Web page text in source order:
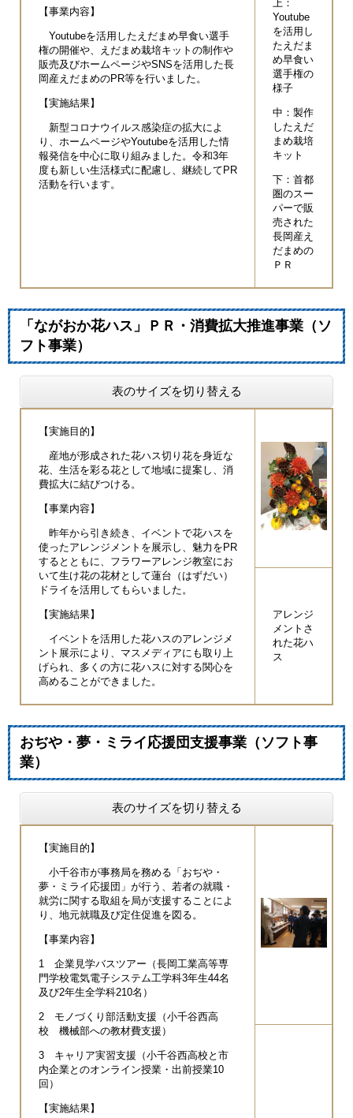
【事業内容】
Youtubeを活用したえだまめ早食い選手
権の開催や、えだまめ栽培キットの制作や
販売及びホームページやSNSを活用した長
岡産えだまめのPR等を行いました。
【実施結果】
新型コロナウイルス感染症の拡大によ
り、ホームページやYoutubeを活用した情
報発信を中心に取り組みました。令和3年
度も新しい生活様式に配慮し、継続してPR
活動を行います。
上：
Youtube
を活用し
たえだま
め早食い
選手権の
様子
中：製作
したえだ
まめ栽培
キット
下：首都
圏のスー
パーで販
売された
長岡産え
だまめの
ＰＲ
「ながおか花ハス」ＰＲ・消費拡大推進事業（ソ
フト事業）
表のサイズを切り替える
【実施目的】
産地が形成された花ハス切り花を身近な
花、生活を彩る花として地域に提案し、消
費拡大に結びつける。
【事業内容】
昨年から引き続き、イベントで花ハスを
使ったアレンジメントを展示し、魅力をPR
するとともに、フラワーアレンジ教室にお
いて生け花の花材として蓮台（はずだい）
ドライを活用してもらいました。
【実施結果】
イベントを活用した花ハスのアレンジメ
ント展示により、マスメディアにも取り上
げられ、多くの方に花ハスに対する関心を
高めることができました。
アレンジ
メントさ
れた花ハ
ス
おぢや・夢・ミライ応援団支援事業（ソフト事
業）
表のサイズを切り替える
【実施目的】
小千谷市が事務局を務める「おぢや・
夢・ミライ応援団」が行う、若者の就職・
就労に関する取組を局が支援することによ
り、地元就職及び定住促進を図る。
【事業内容】
1 企業見学バスツアー（長岡工業高等専
門学校電気電子システム工学科3年生44名
及び2年生全学科210名）
2 モノづくり部活動支援（小千谷西高
校 機械部への教材費支援）
3 キャリア実習支援（小千谷西高校と市
内企業とのオンライン授業・出前授業10
回）
【実施結果】